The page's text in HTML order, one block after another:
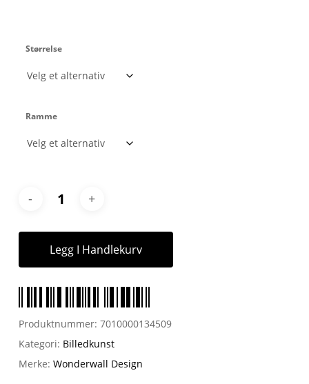
Størrelse
Ramme
Legg I Handlekurv
Produktnummer: 7010000134509
Kategori: Billedkunst
Merke: Wonderwall Design